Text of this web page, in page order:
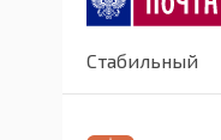
Стабильный